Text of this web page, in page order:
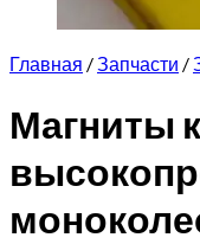
Главная /Запчасти /
Магниты